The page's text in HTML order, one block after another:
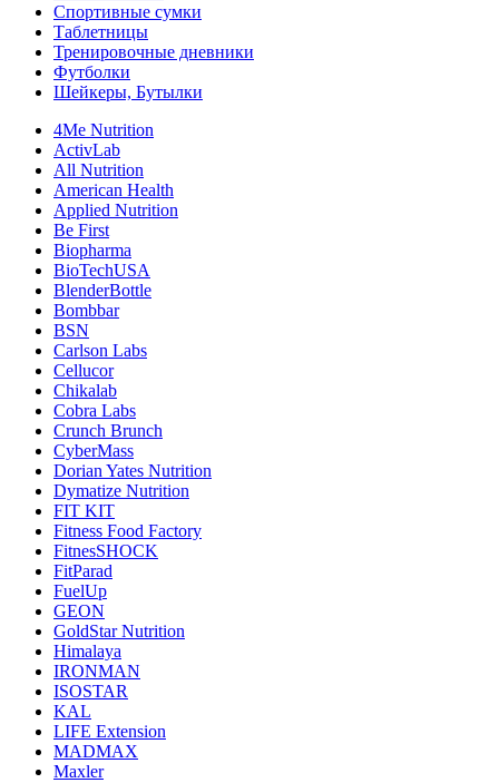
Спортивные сумки
Таблетницы
Тренировочные дневники
Футболки
Шейкеры, Бутылки
4Me Nutrition
ActivLab
All Nutrition
American Health
Applied Nutrition
Be First
Biopharma
BioTechUSA
BlenderBottle
Bombbar
BSN
Carlson Labs
Cellucor
Chikalab
Cobra Labs
Crunch Brunch
CyberMass
Dorian Yates Nutrition
Dymatize Nutrition
FIT KIT
Fitness Food Factory
FitnesSHOCK
FitParad
FuelUp
GEON
GoldStar Nutrition
Himalaya
IRONMAN
ISOSTAR
KAL
LIFE Extension
MADMAX
Maxler